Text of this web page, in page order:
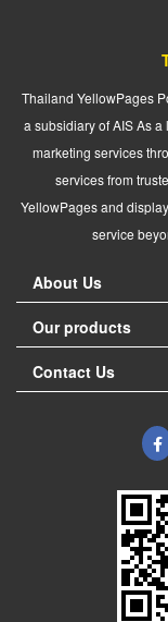
Thailand YellowPages
a subsidiary of AIS As
marketing services
services from
YellowPages and
service
About Us
Our products
Contact Us